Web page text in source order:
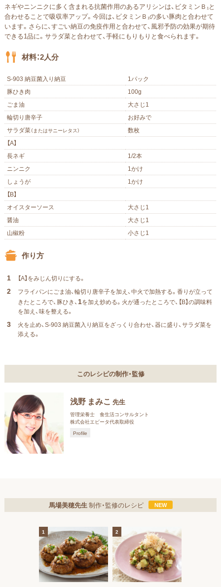
ネギやニンニクに多く含まれる抗菌作⽤のあるアリシンは、ビタミンＢ₁と
合わせることで吸収率アップ。今回は、ビタミンＢ₁の多い豚⾁と合わせて
います。さらに、すごい納⾖の免疫作⽤と合わせて、⾵邪予防の効果が期待
できる1品に。サラダ菜と合わせて、⼿軽にもりもりと⾷べられます。
材料：2人分
S-903 納豆菌入り納豆
1パック
豚ひき肉
100g
ごま油
大さじ1
輪切り唐辛子
お好みで
サラダ菜（またはサニーレタス）
数枚
【A】
長ネギ
1/2本
ニンニク
1かけ
しょうが
1かけ
【B】
オイスターソース
大さじ1
醤油
大さじ1
山椒粉
⼩さじ1
作り方
1 【A】をみじん切りにする。
2
フライパンにごま油、輪切り唐⾟⼦を加え、中⽕で加熱する。⾹りが⽴って
きたところで、豚ひき、1を加え炒める。⽕が通ったところで、【B】の調味料
を加え、味を整える。
3
⽕を⽌め、S-903 納豆菌入り納豆をざっくり合わせ、器に盛り、サラダ菜を
添える。
このレシピの制作・監修
浅野 まみこ 先生
管理栄養士 食生活コンサルタント
株式会社エビータ代表取締役
Profile
馬場美穂先生制作・監修のレシピ
1 2